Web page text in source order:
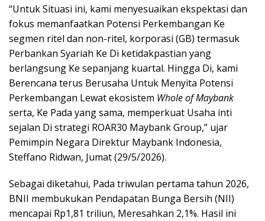
“Untuk Situasi ini, kami menyesuaikan ekspektasi dan
fokus memanfaatkan Potensi Perkembangan Ke
segmen ritel dan non-ritel, korporasi (GB) termasuk
Perbankan Syariah Ke Di ketidakpastian yang
berlangsung Ke sepanjang kuartal. Hingga Di, kami
Berencana terus Berusaha Untuk Menyita Potensi
Perkembangan Lewat ekosistem Whole of Maybank
serta, Ke Pada yang sama, memperkuat Usaha inti
sejalan Di strategi ROAR30 Maybank Group,” ujar
Pemimpin Negara Direktur Maybank Indonesia,
Steffano Ridwan, Jumat (29/5/2026).
Sebagai diketahui, Pada triwulan pertama tahun 2026,
BNII membukukan Pendapatan Bunga Bersih (NII)
mencapai Rp1,81 triliun, Meresahkan 2,1%. Hasil ini